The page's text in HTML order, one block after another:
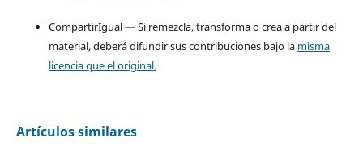
CompartirIgual — Si remezcla, transforma o crea a partir del
material, deberá difundir sus contribuciones bajo la misma
licencia que el original.
Artículos similares